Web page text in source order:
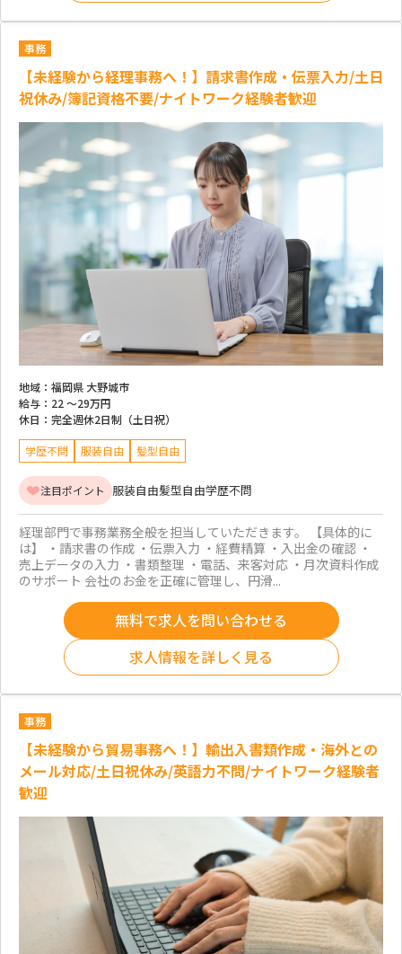
事務
【未経験から経理事務へ！】請求書作成・伝票入力/土日
祝休み/簿記資格不要/ナイトワーク経験者歓迎
地域： 福岡県 大野城市
給与： 22 ～29万円
休日： 完全週休2日制（土日祝）
学歴不問 服装自由 髪型自由
注目ポイント 服装自由髪型自由学歴不問
経理部門で事務業務全般を担当していただきます。 【具体的に
は】 ・請求書の作成 ・伝票入力 ・経費精算 ・入出金の確認 ・
売上データの入力 ・書類整理 ・電話、来客対応 ・月次資料作成
のサポート 会社のお金を正確に管理し、円滑...
無料で求人を問い合わせる
求人情報を詳しく見る
事務
【未経験から貿易事務へ！】輸出入書類作成・海外との
メール対応/土日祝休み/英語力不問/ナイトワーク経験者
歓迎